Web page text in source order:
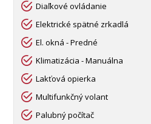
Diaľkové ovládanie
Elektrické spätné zrkadlá
El. okná - Predné
Klimatizácia - Manuálna
Lakťová opierka
Multifunkčný volant
Palubný počítač